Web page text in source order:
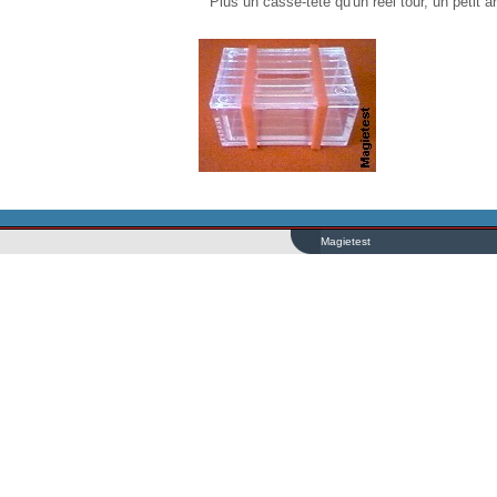
Magietest